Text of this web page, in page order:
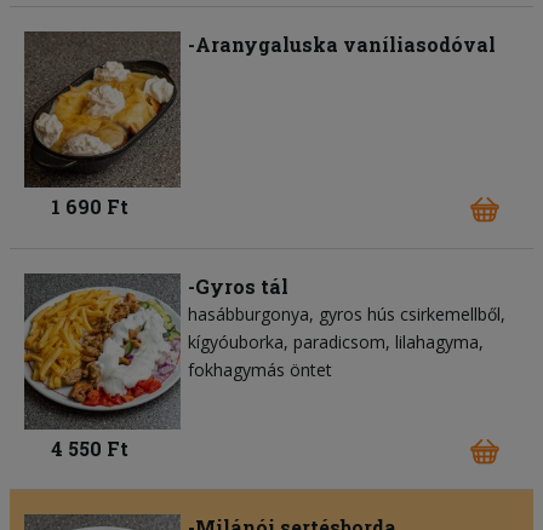
-Aranygaluska vaníliasodóval
1 690 Ft
-Gyros tál
hasábburgonya gyros hús csirkemellből
kígyóuborka paradicsom lilahagyma
fokhagymás öntet
4 550 Ft